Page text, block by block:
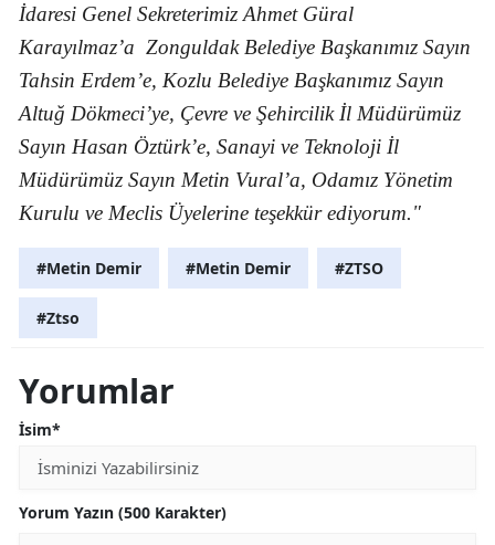
İdaresi Genel Sekreterimiz Ahmet Güral
Karayılmaz’a Zonguldak Belediye Başkanımız Sayın
Tahsin Erdem’e, Kozlu Belediye Başkanımız Sayın
Altuğ Dökmeci’ye, Çevre ve Şehircilik İl Müdürümüz
Sayın Hasan Öztürk’e, Sanayi ve Teknoloji İl
Müdürümüz Sayın Metin Vural’a, Odamız Yönetim
Kurulu ve Meclis Üyelerine teşekkür ediyorum."
#Metin Demir #Metin Demir #ZTSO
#Ztso
Yorumlar
İsim*
Yorum Yazın (500 Karakter)